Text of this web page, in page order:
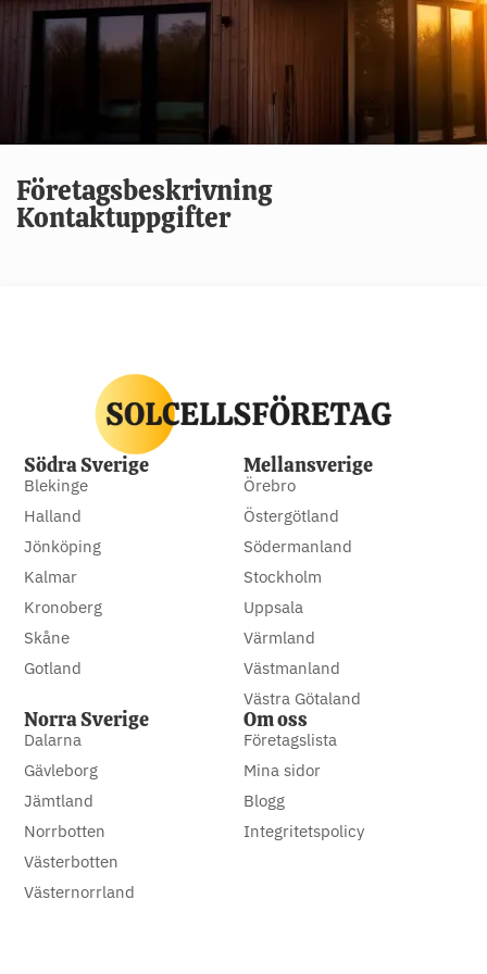
Företagsbeskrivning
Kontaktuppgifter
Södra Sverige
Blekinge
Halland
Jönköping
Kalmar
Kronoberg
Skåne
Gotland
Mellansverige
Örebro
Östergötland
Södermanland
Stockholm
Uppsala
Värmland
Västmanland
Västra Götaland
Norra Sverige
Dalarna
Gävleborg
Jämtland
Norrbotten
Västerbotten
Västernorrland
Om oss
Företagslista
Mina sidor
Blogg
Integritetspolicy